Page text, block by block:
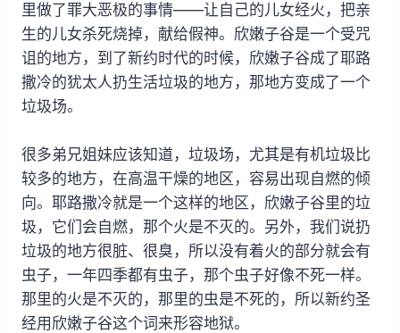
里做了罪大恶极的事情——让自己的儿女经火，把亲
生的儿女杀死烧掉，献给假神。欣嫩子谷是一个受咒
诅的地方，到了新约时代的时候，欣嫩子谷成了耶路
撒冷的犹太人扔生活垃圾的地方，那地方变成了一个
垃圾场。
很多弟兄姐妹应该知道，垃圾场，尤其是有机垃圾比
较多的地方，在高温干燥的地区，容易出现自燃的倾
向。耶路撒冷就是一个这样的地区，欣嫩子谷里的垃
圾，它们会自燃，那个火是不灭的。另外，我们说扔
垃圾的地方很脏、很臭，所以没有着火的部分就会有
虫子，一年四季都有虫子，那个虫子好像不死一样。
那里的火是不灭的，那里的虫是不死的，所以新约圣
经用欣嫩子谷这个词来形容地狱。